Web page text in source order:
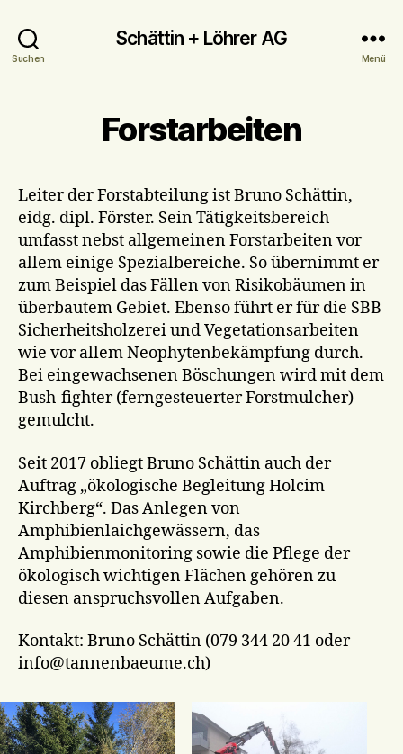
Suchen
Schättin + Löhrer AG
Menü
Forstarbeiten
Leiter der Forstabteilung ist Bruno Schättin,
eidg. dipl. Förster. Sein Tätigkeitsbereich
umfasst nebst allgemeinen Forstarbeiten vor
allem einige Spezialbereiche. So übernimmt er
zum Beispiel das Fällen von Risikobäumen in
überbautem Gebiet. Ebenso führt er für die SBB
Sicherheitsholzerei und Vegetationsarbeiten
wie vor allem Neophytenbekämpfung durch.
Bei eingewachsenen Böschungen wird mit dem
Bush-fighter (ferngesteuerter Forstmulcher)
gemulcht.
Seit 2017 obliegt Bruno Schättin auch der
Auftrag „ökologische Begleitung Holcim
Kirchberg“. Das Anlegen von
Amphibienlaichgewässern, das
Amphibienmonitoring sowie die Pflege der
ökologisch wichtigen Flächen gehören zu
diesen anspruchsvollen Aufgaben.
Kontakt: Bruno Schättin (079 344 20 41 oder
info@tannenbaeume.ch)